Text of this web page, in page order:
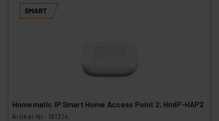
Homematic IP Smart Home Access Point 2, HmIP-HAP2
Artikel-Nr. 161314